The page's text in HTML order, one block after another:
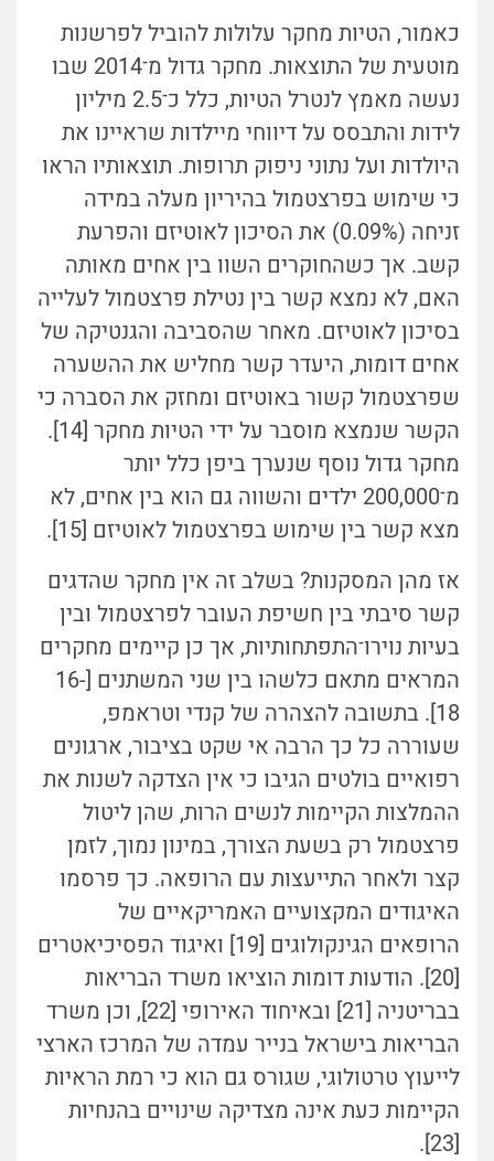
כאמור, הטיות מחקר עלולות להוביל לפרשנות
מוטעית של התוצאות. מחקר גדול מ־2014 שבו
נעשה מאמץ לנטרל הטיות, כלל כ־2.5 מיליון
לידות והתבסס על דיווחי מיילדות שראיינו את
היולדות ועל נתוני ניפוק תרופות. תוצאותיו הראו
כי שימוש בפרצטמול בהיריון מעלה במידה
זניחה (0.09%) את הסיכון לאוטיזם והפרעת
קשב. אך כשהחוקרים השוו בין אחים מאותה
האם, לא נמצא קשר בין נטילת פרצטמול לעלייה
בסיכון לאוטיזם. מאחר שהסביבה והגנטיקה של
אחים דומות, היעדר קשר מחליש את ההשערה
שפרצטמול קשור באוטיזם ומחזק את הסברה כי
הקשר שנמצא מוסבר על ידי הטיות מחקר [14].
מחקר גדול נוסף שנערך ביפן כלל יותר
מ־200,000 ילדים והשווה גם הוא בין אחים, לא
מצא קשר בין שימוש בפרצטמול לאוטיזם [15].
אז מהן המסקנות? בשלב זה אין מחקר שהדגים
קשר סיבתי בין חשיפת העובר לפרצטמול ובין
בעיות נוירו־התפתחותיות, אך כן קיימים מחקרים
המראים מתאם כלשהו בין שני המשתנים [16-
18]. בתשובה להצהרה של קנדי וטראמפ,
שעוררה כל כך הרבה אי שקט בציבור, ארגונים
רפואיים בולטים הגיבו כי אין הצדקה לשנות את
ההמלצות הקיימות לנשים הרות, שהן ליטול
פרצטמול רק בשעת הצורך, במינון נמוך, לזמן
קצר ולאחר התייעצות עם הרופאה. כך פרסמו
האיגודים המקצועיים האמריקאיים של
הרופאים הגינקולוגים [19] ואיגוד הפסיכיאטרים
[20]. הודעות דומות הוציאו משרד הבריאות
בבריטניה [21] ובאיחוד האירופי [22], וכן משרד
הבריאות בישראל בנייר עמדה של המרכז הארצי
לייעוץ טרטולוגי, שגורס גם הוא כי רמת הראיות
הקיימות כעת אינה מצדיקה שינויים בהנחיות
[23].